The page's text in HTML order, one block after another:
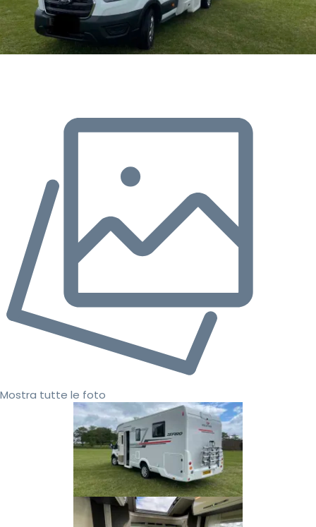
Mostra tutte le foto